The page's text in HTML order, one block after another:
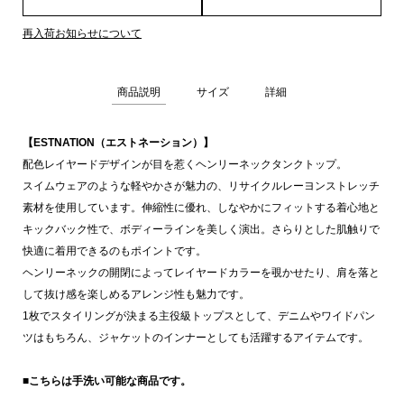
再入荷お知らせについて
商品説明 サイズ 詳細
【ESTNATION（エストネーション）】
配色レイヤードデザインが目を惹くヘンリーネックタンクトップ。
スイムウェアのような軽やかさが魅力の、リサイクルレーヨンストレッチ
素材を使用しています。伸縮性に優れ、しなやかにフィットする着心地と
キックバック性で、ボディーラインを美しく演出。さらりとした肌触りで
快適に着用できるのもポイントです。
ヘンリーネックの開閉によってレイヤードカラーを覗かせたり、肩を落と
して抜け感を楽しめるアレンジ性も魅力です。
1枚でスタイリングが決まる主役級トップスとして、デニムやワイドパン
ツはもちろん、ジャケットのインナーとしても活躍するアイテムです。
■こちらは手洗い可能な商品です。